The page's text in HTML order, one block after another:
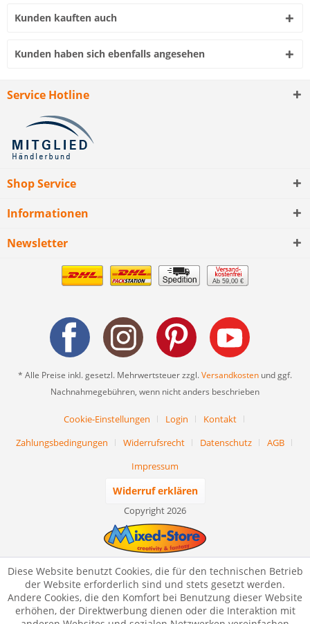
Kunden kauften auch
Kunden haben sich ebenfalls angesehen
Service Hotline
Shop Service
Informationen
Newsletter
Ab 59,00 €
* Alle Preise inkl. gesetzl. Mehrwertsteuer zzgl.Versandkosten und ggf.
Nachnahmegebühren, wenn nicht anders beschrieben
Cookie-Einstellungen Login
Kontakt
Zahlungsbedingungen
Widerrufsrecht Datenschutz
AGB
Impressum
Widerruf erklären
Copyright 2026
Diese Website benutzt Cookies, die für den technischen Betrieb
der Website erforderlich sind und stets gesetzt werden.
Andere Cookies, die den Komfort bei Benutzung dieser Website
erhöhen, der Direktwerbung dienen oder die Interaktion mit